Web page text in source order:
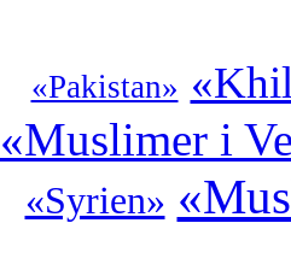
«Pakistan»
«Muslimer i
«Syrien»